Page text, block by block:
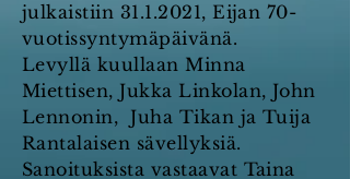
julkaistiin 31.1.2021, Eijan 70-
vuotissyntymäpäivänä.
Levyllä kuullaan Minna
Miettisen, Jukka Linkolan, John
Lennonin, Juha Tikan ja Tuija
Rantalaisen sävellyksiä.
Sanoituksista vastaavat Taina